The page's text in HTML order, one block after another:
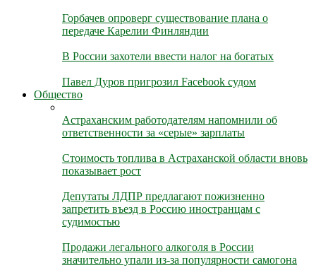
Горбачев опроверг существование плана о
передаче Карелии Финляндии
В России захотели ввести налог на богатых
Павел Дуров пригрозил Facebook судом
Общество
Астраханским работодателям напомнили об
ответственности за «серые» зарплаты
Стоимость топлива в Астраханской области вновь
показывает рост
Депутаты ЛДПР предлагают пожизненно
запретить въезд в Россию иностранцам с
судимостью
Продажи легального алкоголя в России
значительно упали из-за популярности самогона